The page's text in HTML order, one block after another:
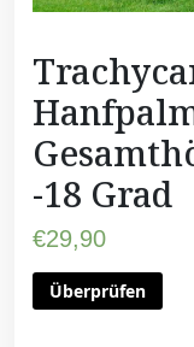
-18 Grad
€29,90
Überprüfen